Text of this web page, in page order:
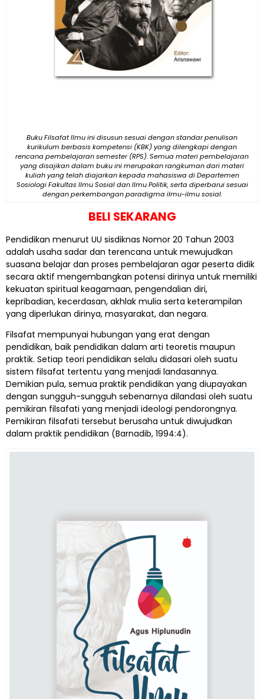
Buku Filsafat Ilmu ini disusun sesuai dengan standar penulisan
kurikulum berbasis kompetensi (KBK) yang dilengkapi dengan
rencana pembelajaran semester (RPS). Semua materi pembelajaran
yang disajikan dalam buku ini merupakan rangkuman dari materi
kuliah yang telah diajarkan kepada mahasiswa di Departemen
Sosiologi Fakultas Ilmu Sosial dan Ilmu Politik, serta diperbarui sesuai
dengan perkembangan paradigma ilmu-ilmu sosial.
BELI SEKARANG
Pendidikan menurut UU sisdiknas Nomor 20 Tahun 2003
adalah usaha sadar dan terencana untuk mewujudkan
suasana belajar dan proses pembelajaran agar peserta didik
secara aktif mengembangkan potensi dirinya untuk memiliki
kekuatan spiritual keagamaan, pengendalian diri,
kepribadian, kecerdasan, akhlak mulia serta keterampilan
yang diperlukan dirinya, masyarakat, dan negara.
Filsafat mempunyai hubungan yang erat dengan
pendidikan, baik pendidikan dalam arti teoretis maupun
praktik. Setiap teori pendidikan selalu didasari oleh suatu
sistem filsafat tertentu yang menjadi landasannya.
Demikian pula, semua praktik pendidikan yang diupayakan
dengan sungguh-sungguh sebenarnya dilandasi oleh suatu
pemikiran filsafati yang menjadi ideologi pendorongnya.
Pemikiran filsafati tersebut berusaha untuk diwujudkan
dalam praktik pendidikan (Barnadib, 1994:4).